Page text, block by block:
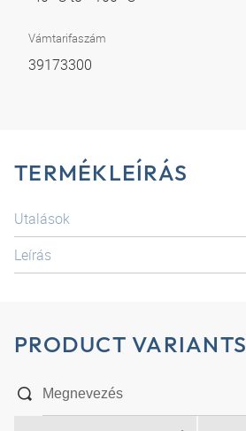
Vámtarifaszám
39173300
TERMÉKLEÍRÁS
Utalások
Leírás
PRODUCT VARIANTS